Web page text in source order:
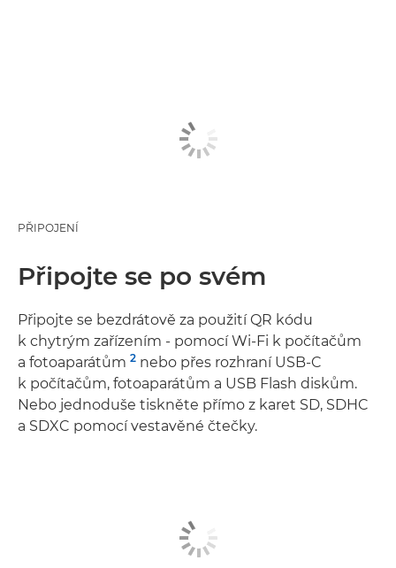
PŘIPOJENÍ
Připojte se po svém
Připojte se bezdrátově za použití QR kódu
k chytrým zařízením - pomocí Wi-Fi k počítačům
a fotoaparátům 2 nebo přes rozhraní USB-C
k počítačům, fotoaparátům a USB Flash diskům.
Nebo jednoduše tiskněte přímo z karet SD, SDHC
a SDXC pomocí vestavěné čtečky.